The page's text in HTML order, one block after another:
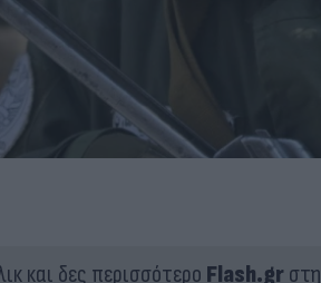
και δες περισσότερο Flash.gr